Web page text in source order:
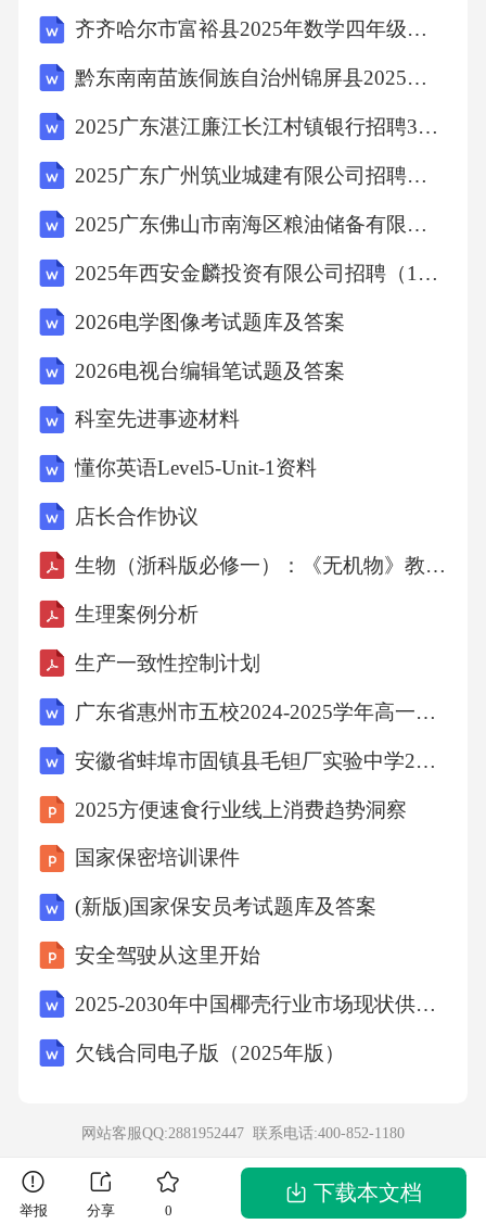
开车时不能服用该药品C.该药品为处方药D.每
次服用3支二、非选择题(本大题包括5个小题，
每空1分，共30分)21.(6分)我国有2亿亩盐碱地具
备种植水稻潜力，科研人员正努力开展高产耐
荒滩变良田”，确保我国粮食安全。请回答：(1)
海水稻的花没有鲜艳花瓣，花粉量多且轻，推
测其主要借助传粉。传粉受精后，(选填·子房”
或“胚珠”)发育成果实。(2)海水稻稻米的营养主
要贮存在种子的中。海水稻虽然生长在盐碱
地，品尝其稻米却发现并没有咸味：是因为海
水稻生长时细胞的能控制盐分进入细胞质。(3)
耐盐碱高产海水稻的培育主要有两种方式：一
如右图所示，该过程属于育种方式；二是将盐
碱地区其它生物的耐盐碱、高产基因导入普通
水稻，该技术属于(选填“转基因”或“克隆”)技
术。生物学试题第3页(共6页)22.(6分)四川泡菜
是我国传统发酵食品的代表之一，其制作过程
如下。①蔬菜和泡菜坛洗净、晾干。②制泡菜
水：锅中烧开水，放入盐、冰糖、花椒、八角
等煮沸几分钟后关火，冷却。③密封发酵：把
子，在坛沿内注入清水密封。(1)泡菜发酵需要
的主要微生物是.根据制作过程判断该菌来自
于。(2)泡菜坛独有的“水封”设计创造的条件，
以及该菌产生的为量乳酸能(选填“促进”或“抑
硝酸盐含量的因素，在上述泡菜制作过程的基
齐齐哈尔市富裕县2025年数学四年级下学期期末学业质量监测试题（含答案）
黔东南南苗族侗族自治州锦屏县2025届数学三年级下学期期末考试模拟试题（含解析）
2025广东湛江廉江长江村镇银行招聘3人笔试历年典型考题及考点剖析附带答案详解
2025广东广州筑业城建有限公司招聘人员（第二批）笔试人员及安排笔试历年备考题库附带答案详解
2025广东佛山市南海区粮油储备有限公司招聘2人笔试历年常考点试题专练附带答案详解
2025年西安金麟投资有限公司招聘（12人）笔试历年典型考点题库附带答案详解
2026电学图像考试题库及答案
2026电视台编辑笔试题及答案
科室先进事迹材料
懂你英语Level5-Unit-1资料
店长合作协议
生物（浙科版必修一）：《无机物》教案生物学
生理案例分析
生产一致性控制计划
广东省惠州市五校2024-2025学年高一下学期第二次联考数学试卷（解析）
安徽省蚌埠市固镇县毛钽厂实验中学2024-2025学年高二下学期5月月考数学试题（解析）
2025方便速食行业线上消费趋势洞察
国家保密培训课件
(新版)国家保安员考试题库及答案
安全驾驶从这里开始
2025-2030年中国椰壳行业市场现状供需分析及投资评估规划分析研究报告
欠钱合同电子版（2025年版）
网站客服QQ:2881952447 联系电话:400-852-1180
举报 分享 0
下载本文档